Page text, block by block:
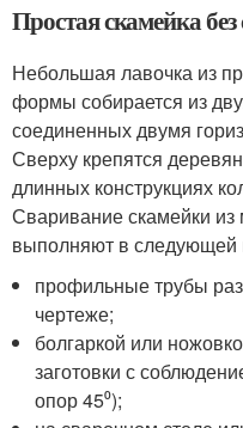
Простая скамейка
Небольшая лавочка из
формы собирается из
соединенных двумя
Сверху крепятся
длинных конструкциях
Сваривание скамейки
выполняют в следующей
профильные трубы
чертеже;
болгаркой или
заготовки с
опор 45⁰);